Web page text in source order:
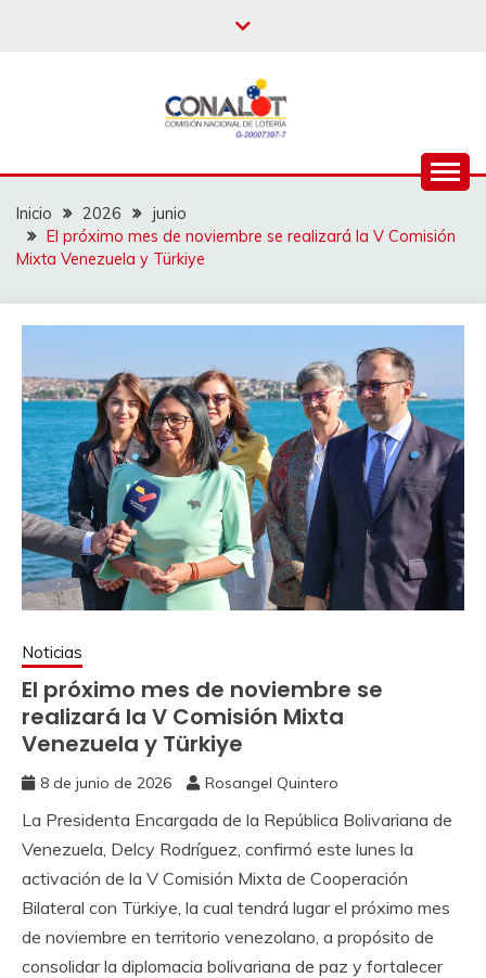
Inicio 2026
junio
El próximo mes de noviembre se realizará la V Comisión
Mixta Venezuela y Türkiye
Noticias
El próximo mes de noviembre se
realizará la V Comisión Mixta
Venezuela y Türkiye
8 de junio de 2026 Rosangel Quintero
La Presidenta Encargada de la República Bolivariana de
Venezuela, Delcy Rodríguez, confirmó este lunes la
activación de la V Comisión Mixta de Cooperación
Bilateral con Türkiye, la cual tendrá lugar el próximo mes
de noviembre en territorio venezolano, a propósito de
consolidar la diplomacia bolivariana de paz y fortalecer